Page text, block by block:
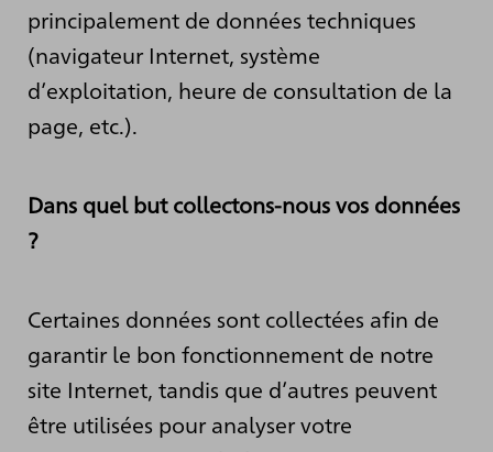
principalement de données techniques
(navigateur Internet, système
d’exploitation, heure de consultation de la
page, etc.).
Dans quel but collectons-nous vos données
?
Certaines données sont collectées afin de
garantir le bon fonctionnement de notre
site Internet, tandis que d’autres peuvent
être utilisées pour analyser votre